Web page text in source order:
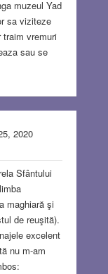
muzeul Yad
sa viziteze
traim vremuri
sau se
2020
Sfântului
maghiară şi
de reuşită).
excelent
nu m-am